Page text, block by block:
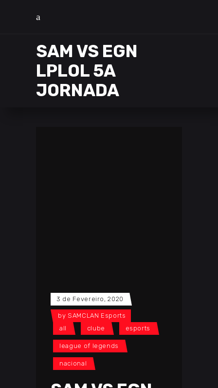
SAM VS EGN
LPLOL 5A
JORNADA
3 de Fevereiro, 2020
by SAMCLAN Esports
all
clube esports
league of legends
nacional